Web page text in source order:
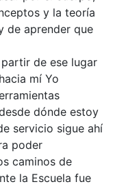
y la teoría
de aprender que
de ese lugar
mí Yo
dónde estoy
servicio sigue ahí
poder
caminos de
la Escuela fue